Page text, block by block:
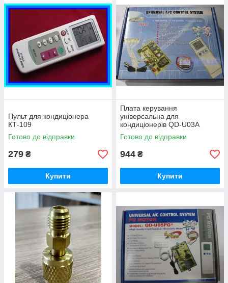
швидкою доставкою по Україні.
Дивитися асортимент
ТОП-продажів: запчастини для
кондиціонерів
Sanyo і багатьох інших. Доступна за
ціною альтернатива вийшов з ладу
пульта.
Пульт
Універсальний пульт, сумісний з широким модельним
рядом. Запчастини для кондиціонерів Daikin, Electrolux, LG,
Sanyo і багатьох інших. Доступна за ціною альтернатива
Чутливий датчик температури для
внутрішнього блоку. Комплектуючі для
кондиціонерів, які допоможуть
налаштувати стабільну і продуктивну
роботу техніки. Доступний за вартістю
варіант.
Пульт для кондиціонера
КТ-109
Готово до відправки
279 ₴
Купити
Плата керування
універсальна для
кондиціонерів QD-U03A
Готово до відправки
944 ₴
Купити